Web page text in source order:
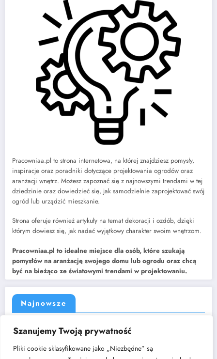
Szanujemy Twoją prywatność
Pliki cookie sklasyfikowane jako „Niezbędne” są
Pracowniaa.pl to strona internetowa, na której znajdziesz pomysły,
inspiracje oraz poradniki dotyczące projektowania ogrodów oraz
aranżacji wnętrz. Możesz zapoznać się z najnowszymi trendami w tej
dziedzinie oraz dowiedzieć się, jak samodzielnie zaprojektować swój
ogród lub urządzić mieszkanie.
Strona oferuje również artykuły na temat dekoracji i ozdób, dzięki
którym dowiesz się, jak nadać wyjątkowy charakter swoim wnętrzom.
Pracowniaa.pl to idealne miejsce dla osób, które szukają
pomysłów na aranżację swojego domu lub ogrodu oraz chcą
być na bieżąco ze światowymi trendami w projektowaniu.
Najnowsze
Jak dobrać rozdzielacz do instalacji centralnego ogrzewania?
Kuchnia w kształcie litery „L” – dlaczego to układ, który nigdy nie
wychodzi z mody?
Cichy luksus w architekturze wnętrz: poszukiwanie harmonii w świecie